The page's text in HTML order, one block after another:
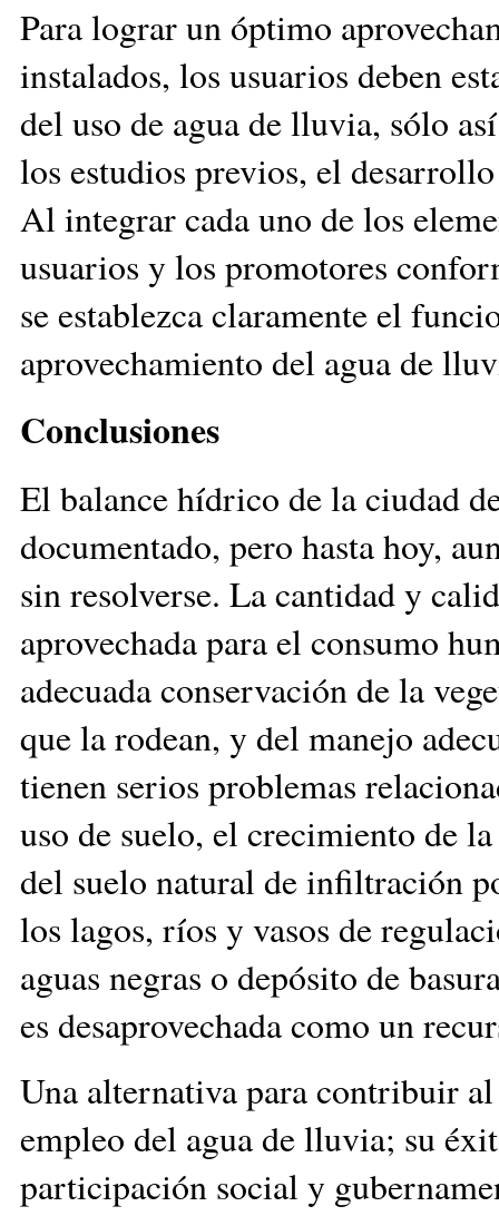
Para lograr un óptimo
instalados, los usuarios deben
del uso de agua de lluvia, sólo
los estudios previos, el
Al integrar cada uno de los
usuarios y los promotores
se establezca claramente el
aprovechamiento del agua de
Conclusiones
El balance hídrico de la ciudad
documentado, pero hasta hoy,
sin resolverse. La cantidad y
aprovechada para el consumo
adecuada conservación de la
que la rodean, y del manejo
tienen serios problemas
uso de suelo, el crecimiento de
del suelo natural de infiltración
los lagos, ríos y vasos de
aguas negras o depósito de
es desaprovechada como un
Una alternativa para contribuir
empleo del agua de lluvia; su
participación social y